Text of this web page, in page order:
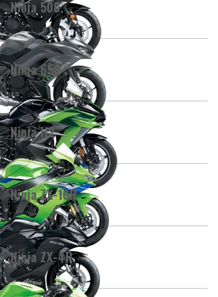
Ninja 500
Ninja 650
Ninja H2
Ninja ZX-10R
Ninja ZX-4R